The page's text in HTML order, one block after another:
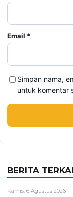
Email *
Simpan nama,
untuk komentar
BERITA
Kamis, 6 Agustus 2026 -